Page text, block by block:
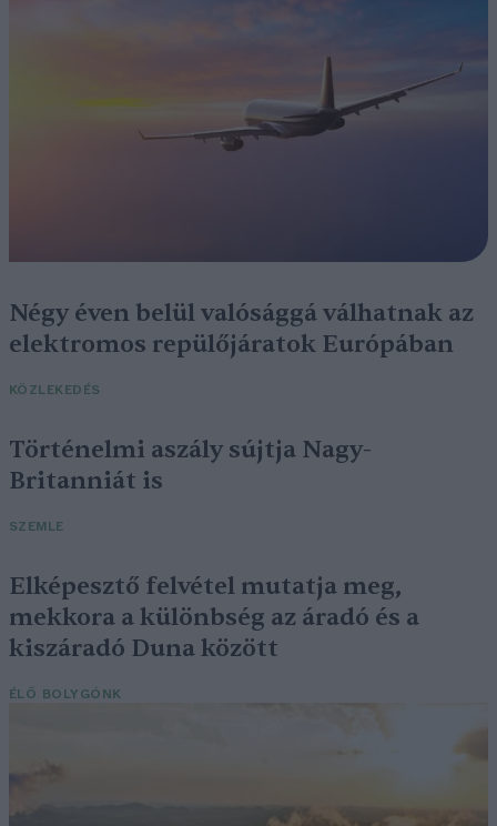
Négy éven belül valósággá válhatnak az
elektromos repülőjáratok Európában
KÖZLEKEDÉS
Történelmi aszály sújtja Nagy-
Britanniát is
SZEMLE
Elképesztő felvétel mutatja meg,
mekkora a különbség az áradó és a
kiszáradó Duna között
ÉLŐ BOLYGÓNK